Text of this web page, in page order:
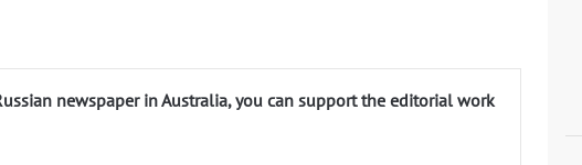
newspaper in Australia, you can support the editorial work